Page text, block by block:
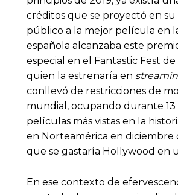
créditos que se proyectó en
público a la mejor película en
española alcanzaba este
especial en el Fantastic Fest
quien la estrenaría en
conllevó de restricciones de
mundial, ocupando durante
películas más vistas en la
en Norteamérica en diciembre
que se gastaría Hollywood en
En ese contexto de